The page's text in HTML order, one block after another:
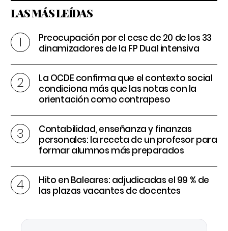
LAS MÁS LEÍDAS
Preocupación por el cese de 20 de los 33
dinamizadores de la FP Dual intensiva
La OCDE confirma que el contexto social
condiciona más que las notas con la
orientación como contrapeso
Contabilidad, enseñanza y finanzas
personales: la receta de un profesor para
formar alumnos más preparados
Hito en Baleares: adjudicadas el 99 % de
las plazas vacantes de docentes